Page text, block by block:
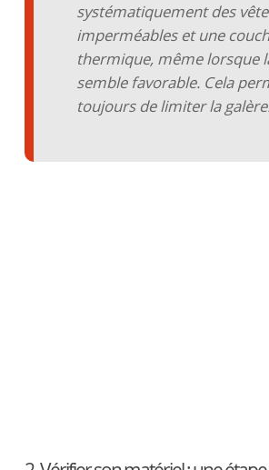
systématiquement des
imperméables et une
thermique, même lorsque
semble favorable. Cela
toujours de limiter la